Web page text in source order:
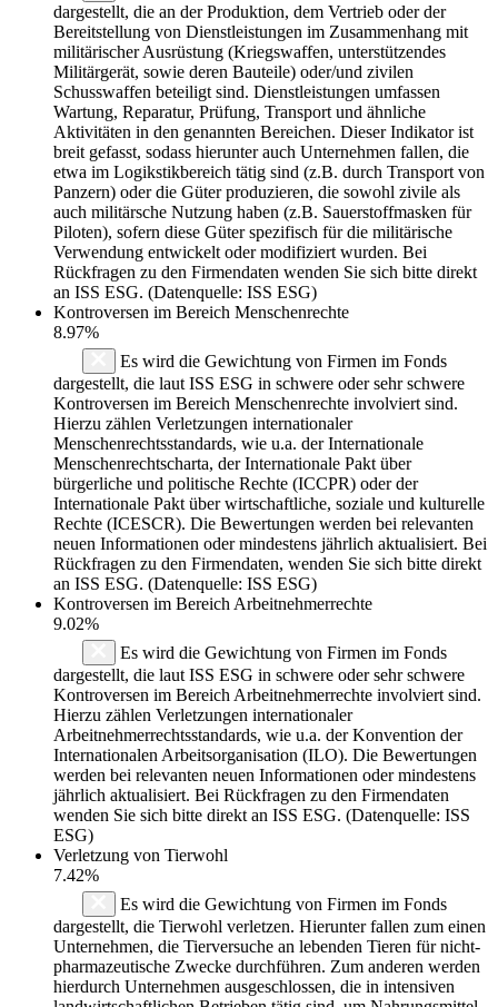
dargestellt, die an der Produktion, dem Vertrieb oder der
Bereitstellung von Dienstleistungen im Zusammenhang mit
militärischer Ausrüstung (Kriegswaffen, unterstützendes
Militärgerät, sowie deren Bauteile) oder/und zivilen
Schusswaffen beteiligt sind. Dienstleistungen umfassen
Wartung, Reparatur, Prüfung, Transport und ähnliche
Aktivitäten in den genannten Bereichen. Dieser Indikator ist
breit gefasst, sodass hierunter auch Unternehmen fallen, die
etwa im Logikstikbereich tätig sind (z.B. durch Transport von
Panzern) oder die Güter produzieren, die sowohl zivile als
auch militärsche Nutzung haben (z.B. Sauerstoffmasken für
Piloten), sofern diese Güter spezifisch für die militärische
Verwendung entwickelt oder modifiziert wurden. Bei
Rückfragen zu den Firmendaten wenden Sie sich bitte direkt
an ISS ESG. (Datenquelle: ISS ESG)
Kontroversen im Bereich Menschenrechte
8.97%
Es wird die Gewichtung von Firmen im Fonds
dargestellt, die laut ISS ESG in schwere oder sehr schwere
Kontroversen im Bereich Menschenrechte involviert sind.
Hierzu zählen Verletzungen internationaler
Menschenrechtsstandards, wie u.a. der Internationale
Menschenrechtscharta, der Internationale Pakt über
bürgerliche und politische Rechte (ICCPR) oder der
Internationale Pakt über wirtschaftliche, soziale und kulturelle
Rechte (ICESCR). Die Bewertungen werden bei relevanten
neuen Informationen oder mindestens jährlich aktualisiert. Bei
Rückfragen zu den Firmendaten, wenden Sie sich bitte direkt
an ISS ESG. (Datenquelle: ISS ESG)
Kontroversen im Bereich Arbeitnehmerrechte
9.02%
Es wird die Gewichtung von Firmen im Fonds
dargestellt, die laut ISS ESG in schwere oder sehr schwere
Kontroversen im Bereich Arbeitnehmerrechte involviert sind.
Hierzu zählen Verletzungen internationaler
Arbeitnehmerrechtsstandards, wie u.a. der Konvention der
Internationalen Arbeitsorganisation (ILO). Die Bewertungen
werden bei relevanten neuen Informationen oder mindestens
jährlich aktualisiert. Bei Rückfragen zu den Firmendaten
wenden Sie sich bitte direkt an ISS ESG. (Datenquelle: ISS
ESG)
Verletzung von Tierwohl
7.42%
Es wird die Gewichtung von Firmen im Fonds
dargestellt, die Tierwohl verletzen. Hierunter fallen zum einen
Unternehmen, die Tierversuche an lebenden Tieren für nicht-
pharmazeutische Zwecke durchführen. Zum anderen werden
hierdurch Unternehmen ausgeschlossen, die in intensiven